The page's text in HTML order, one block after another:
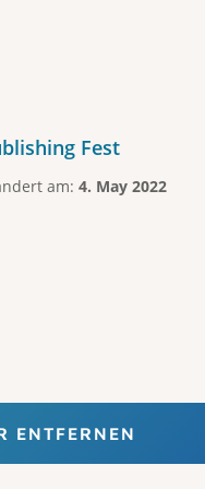
Fest
am: 4. May 2022
ENTFERNEN